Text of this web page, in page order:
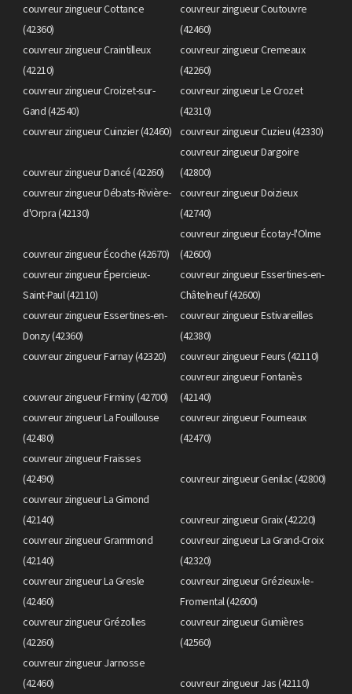
couvreur zingueur Cottance
(42360)
couvreur zingueur Coutouvre
(42460)
couvreur zingueur Craintilleux
(42210)
couvreur zingueur Cremeaux
(42260)
couvreur zingueur Croizet-sur-
Gand (42540)
couvreur zingueur Le Crozet
(42310)
couvreur zingueur Cuinzier (42460)
couvreur zingueur Cuzieu (42330)
couvreur zingueur Dancé (42260)
couvreur zingueur Dargoire
(42800)
couvreur zingueur Débats-Rivière-
d'Orpra (42130)
couvreur zingueur Doizieux
(42740)
couvreur zingueur Écoche (42670)
couvreur zingueur Écotay-l'Olme
(42600)
couvreur zingueur Épercieux-
Saint-Paul (42110)
couvreur zingueur Essertines-en-
Châtelneuf (42600)
couvreur zingueur Essertines-en-
Donzy (42360)
couvreur zingueur Estivareilles
(42380)
couvreur zingueur Farnay (42320)
couvreur zingueur Feurs (42110)
couvreur zingueur Firminy (42700)
couvreur zingueur Fontanès
(42140)
couvreur zingueur La Fouillouse
(42480)
couvreur zingueur Fourneaux
(42470)
couvreur zingueur Fraisses
(42490)
couvreur zingueur Genilac (42800)
couvreur zingueur La Gimond
(42140)
couvreur zingueur Graix (42220)
couvreur zingueur Grammond
(42140)
couvreur zingueur La Grand-Croix
(42320)
couvreur zingueur La Gresle
(42460)
couvreur zingueur Grézieux-le-
Fromental (42600)
couvreur zingueur Grézolles
(42260)
couvreur zingueur Gumières
(42560)
couvreur zingueur Jarnosse
(42460)
couvreur zingueur Jas (42110)